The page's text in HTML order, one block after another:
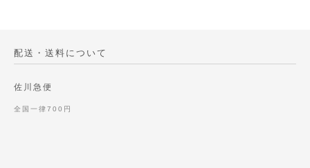
配送・送料について
佐川急便
全国一律700円